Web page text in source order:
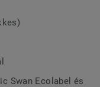
Swan Ecolabel és